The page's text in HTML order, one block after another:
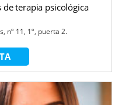
terapia psicológica
nº 11, 1º, puerta 2.